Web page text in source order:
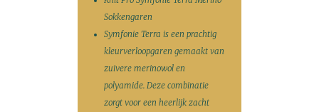
Sokkengaren
Symfonie Terra is een prachtig
kleurverloopgaren gemaakt van
zuivere merinowol en
polyamide. Deze combinatie
zorgt voor een heerlijk zacht